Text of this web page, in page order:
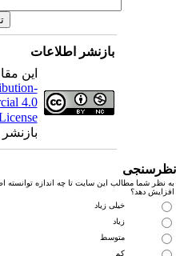
بازنشر اطلاعات
این
4.0
License
بازنشر
نظر شما مطالب این سایت تا چه اندازه توانسته
دهد؟
خیلی زیاد
زیاد
متوسط